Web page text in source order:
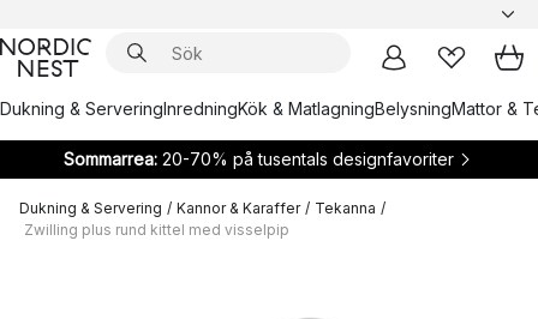
Dukning & ServeringInredningKök & MatlagningBelysningMattor &
Sommarrea:20-70% på tusentals designfavoriter
Dukning & Servering / Kannor & Karaffer / Tekanna /
Zwilling plus rund kittel med visselpip